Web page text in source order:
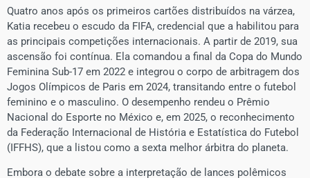
Quatro anos após os primeiros cartões distribuídos na várzea,
Katia recebeu o escudo da FIFA, credencial que a habilitou para
as principais competições internacionais. A partir de 2019, sua
ascensão foi contínua. Ela comandou a final da Copa do Mundo
Feminina Sub-17 em 2022 e integrou o corpo de arbitragem dos
Jogos Olímpicos de Paris em 2024, transitando entre o futebol
feminino e o masculino. O desempenho rendeu o Prêmio
Nacional do Esporte no México e, em 2025, o reconhecimento
da Federação Internacional de História e Estatística do Futebol
(IFFHS), que a listou como a sexta melhor árbitra do planeta.
Embora o debate sobre a interpretação de lances polêmicos